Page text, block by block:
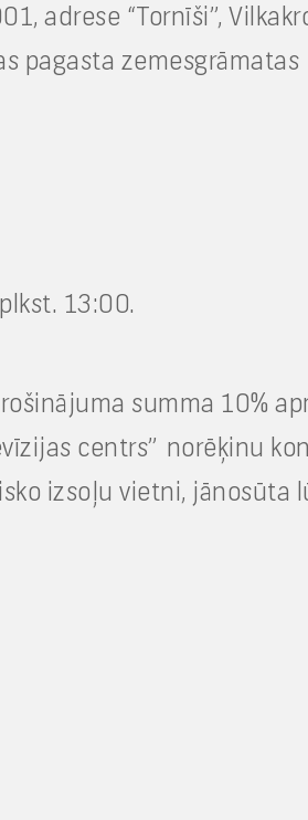
adrese “Tornīši”,
pagasta zemesgrāmatas
13:00.
summa 10%
centrs” norēķinu
izsoļu vietni, jānosūta